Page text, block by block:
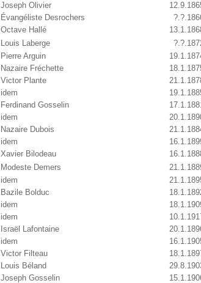
Joseph Olivier
Évangéliste Desrochers
Octave Hallé
Louis Laberge
Pierre Arguin
Nazaire Fréchette
Victor Plante
idem
Ferdinand Gosselin
idem
Nazaire Dubois
idem
Xavier Bilodeau
Modeste Demers
idem
Bazile Bolduc
idem
idem
Israël Lafontaine
idem
Victor Filteau
Louis Béland
Joseph Gosselin